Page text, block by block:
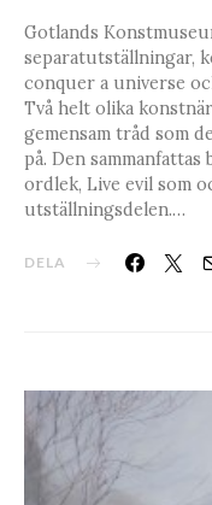
Gotlands
separatutställningar,
conquer a universe
Två helt olika
gemensam tråd som
på. Den
ordlek, Live evil som
utställningsdelen.…
DELA